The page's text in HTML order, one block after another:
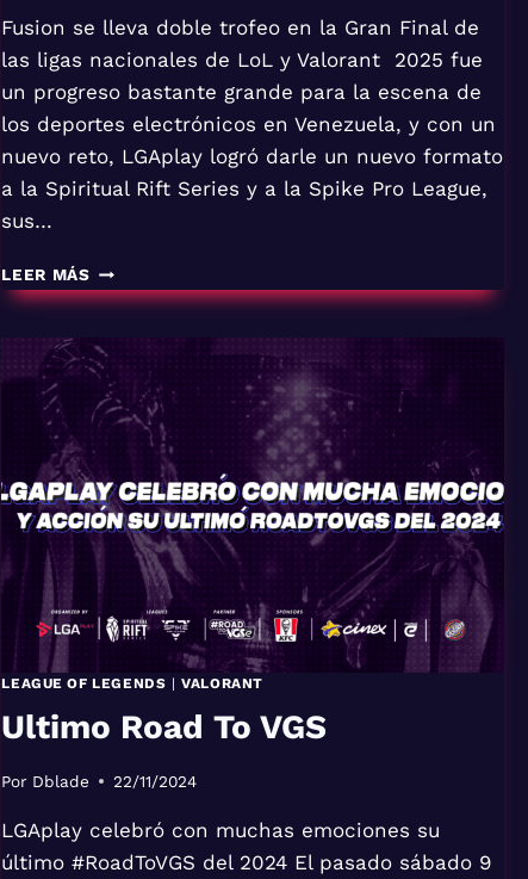
Fusion se lleva doble trofeo en la Gran Final de
las ligas nacionales de LoL y Valorant 2025 fue
un progreso bastante grande para la escena de
los deportes electrónicos en Venezuela, y con un
nuevo reto, LGAplay logró darle un nuevo formato
a la Spiritual Rift Series y a la Spike Pro League,
sus…
LEER MÁSFUSION
SE
DOBLE
TROFEO
EN
LA
FINAL
DE
LAS
LIGAS
NACIONALES
DE
LOL
Y
LEAGUE OF LEGENDS |VALORANT
Ultimo Road To VGS
Por Dblade 22/11/2024
LGAplay celebró con muchas emociones su
último #RoadToVGS del 2024 El pasado sábado 9